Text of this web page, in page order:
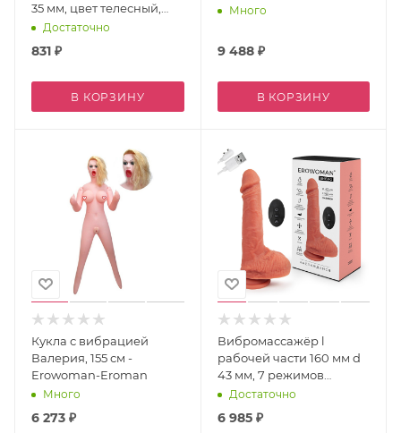
35 мм, цвет телесный,
pvc арт. er-30055
Достаточно
831 ₽
В КОРЗИНУ
Много
9 488₽
В КОРЗИНУ
Кукла с вибрацией
Валерия, 155 см -
Erowoman-Eroman
Много
6 273 ₽
Вибромассажёр l
рабочей части 160 мм d
43 мм, 7 режимов
возвратно-
движений, нагрев
Достаточно
6 985₽